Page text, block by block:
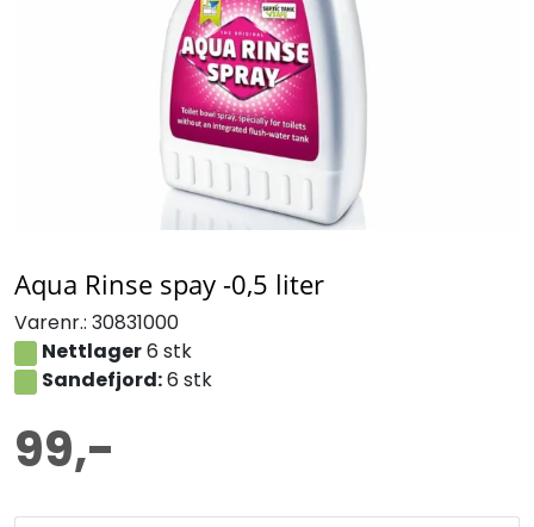
Aqua Rinse spay -0,5 liter
Varenr.: 30831000
Nettlager6 stk
Sandefjord:6 stk
99,-